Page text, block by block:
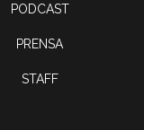
PODCAST
PRENSA
STAFF